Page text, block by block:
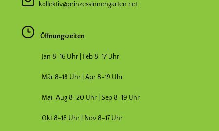
kollektiv@prinzessinnengarten.net
Öffnungszeiten
Jan 8-16 Uhr | Feb 8-17 Uhr
Mär 8-18 Uhr | Apr 8-19 Uhr
Mai-Aug 8-20 Uhr | Sep 8-19 Uhr
Okt 8-18 Uhr | Nov 8-17 Uhr